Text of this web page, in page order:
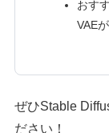
おす
VAE
ぜひStable
ださい！